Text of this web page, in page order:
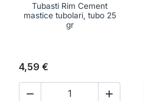
Tubasti Rim Cement
mastice tubolari, tubo 25
gr
4,59 €
 